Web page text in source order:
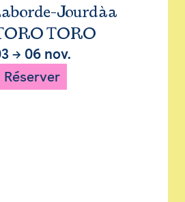
Jourdàa
TORO
→ 06 nov.
Réserver